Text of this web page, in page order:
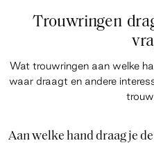
Trouwringen
Wat trouwringen aan welke
waar draagt en andere
Aan welke hand draag je